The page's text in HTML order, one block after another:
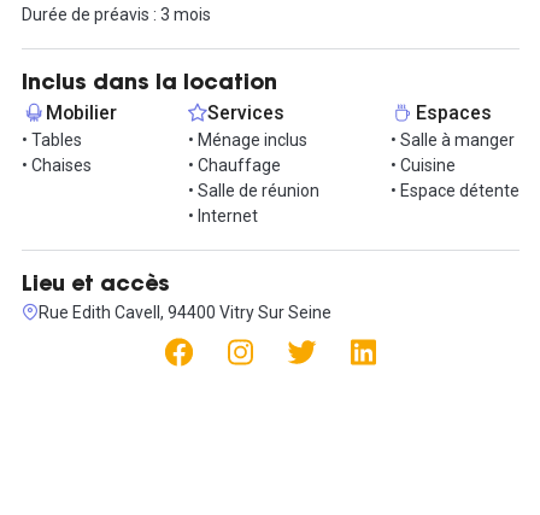
Proche du RER C, RER D et de plusieurs lignes de bus vous pouvez
vous rendre très rapidement dans le cœur de Paris.
Cet espace vous intéresse ? Contactez votre gent immobilier
Hub-Grade pour organiser une visite !
Durée de préavis : 3 mois
Inclus dans la location
Mobilier
• Tables
• Chaises
Services
• Ménage inclus
• Chauffage
• Salle de réunion
• Internet
Espaces
• Salle à manger
• Cuisine
• Espace détente
Lieu et accès
Rue Edith Cavell, 94400 Vitry Sur Seine